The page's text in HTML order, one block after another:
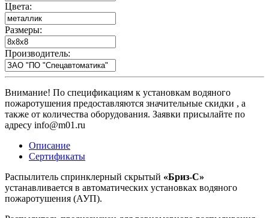
Цвета:
Размеры:
Производитель:
Внимание! По спецификациям к установкам водяного
пожаротушения предоставляются значительные скидки , а
также от количества оборудования. Заявки присылайте по
адресу info@m01.ru
Описание
Сертификаты
Распылитель спринклерный скрытый «Бриз-С»
устанавливается в автоматических установках водяного
пожаротушения (АУП).